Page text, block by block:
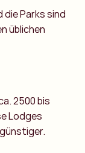
die Parks sind
üblichen
2500 bis
Lodges